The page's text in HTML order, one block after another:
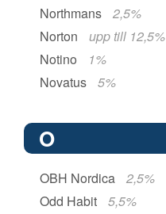
Northmans
2,5%
Norton
upp till 12,5%
Notino
1%
Novatus
5%
O
OBH Nordica
2,5%
Odd Habit
5,5%